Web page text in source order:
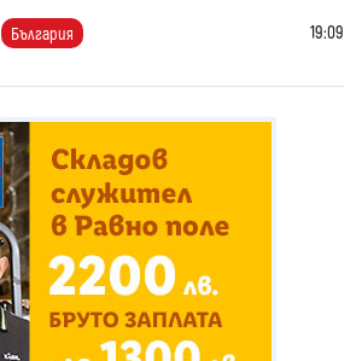
България 19:09